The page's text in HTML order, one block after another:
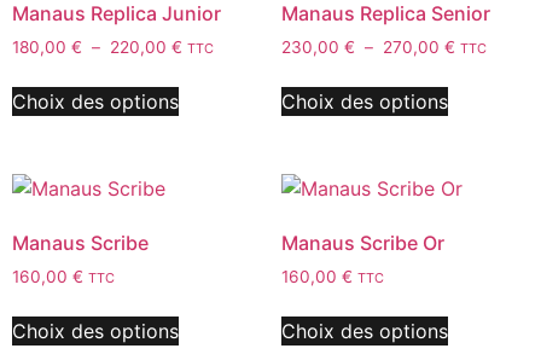
Manaus Replica Junior
180,00 € – 220,00 € TTC
Choix des options
Manaus Replica Senior
230,00 € – 270,00 € TTC
Choix des options
Manaus Scribe
160,00 € TTC
Choix des options
Manaus Scribe Or
160,00 € TTC
Choix des options